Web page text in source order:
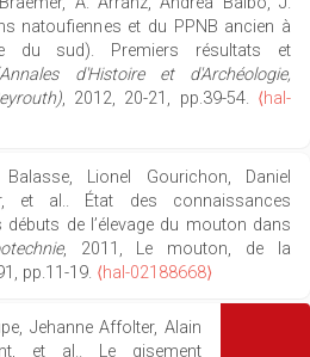
natoufiennes et du PPNB ancien à
du sud). Premiers résultats et
d'Histoire et d'Archéologie,
, 2012, 20-21, pp.39-54. ⟨hal-
Lionel Gourichon, Daniel
et al.. État des connaissances
de l’élevage du mouton dans
, 2011, Le mouton, de la
pp.11-19. ⟨hal-02188668⟩
Jehanne Affolter, Alain
et al.. Le gisement